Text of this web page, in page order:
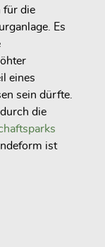
für die
Es
eines
sein dürfte.
die
ist